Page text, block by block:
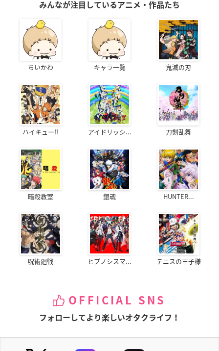
みんなが注目しているアニメ・作品たち
ちいかわ キャラ一覧 鬼滅の刃
ハイキュー!! アイドリッシ... 刀剣乱舞
暗殺教室 銀魂 HUNTER...
呪術廻戦 ヒプノシスマ... テニスの王子様
OFFICIAL SNS
フォローしてより楽しいオタクライフ！